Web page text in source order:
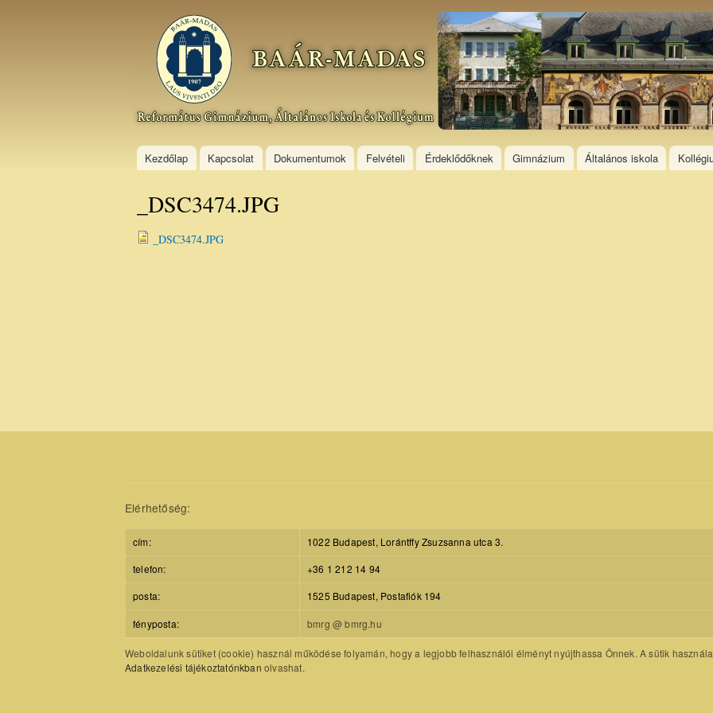
Skip to
main
content
Baár–
Madas
Református
Gimnázium,
Általános
Kollégium
Kezdőlap Kapcsolat Dokumentumok Felvételi Érdeklődőknek Gimnázium Általános iskola
_DSC3474.JPG
_DSC3474.JPG
Elérhetőség:
cím:
1022 Budapest, Lorántffy Zsuzsanna utca 3.
telefon:
+36 1 212 14 94
posta:
1525 Budapest, Postafiók 194
fényposta: bmrg @ bmrg.hu
Weboldalunk sütiket (cookie) használ működése folyamán, hogy a legjobb felhasználói élményt nyújthassa Önnek. A sütik
Adatkezelési tájékoztatónkban olvashat.